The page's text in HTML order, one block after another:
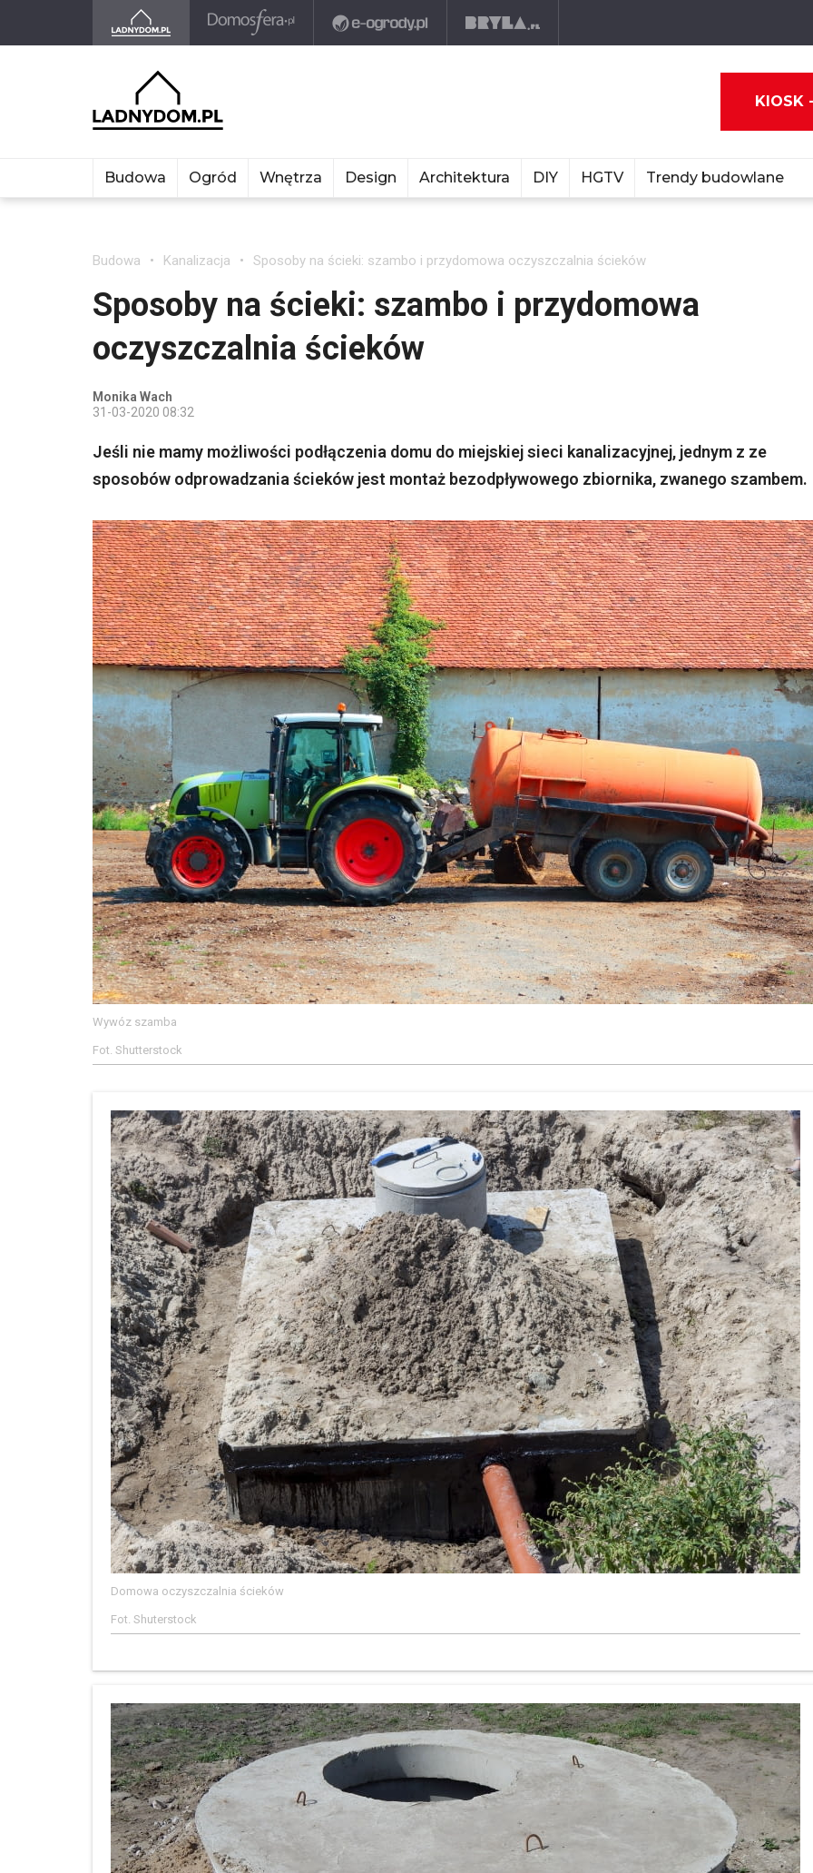
KIOSK
Budowa Ogród Wnętrza Design Architektura DIY HGTV Trendy budowlane
Budowa Kanalizacja Sposoby na ścieki: szambo i przydomowa oczyszczalnia ścieków
Sposoby na ścieki: szambo i przydomowa
oczyszczalnia ścieków
Monika Wach
31-03-2020 08:32
Jeśli nie mamy możliwości podłączenia domu do miejskiej sieci kanalizacyjnej, jednym z ze
sposobów odprowadzania ścieków jest montaż bezodpływowego zbiornika, zwanego szambem.
Wywóz szamba
Fot. Shutterstock
Domowa oczyszczalnia ścieków
Fot. Shuterstock